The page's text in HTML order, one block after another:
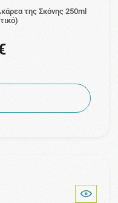
της Σκόνης 250ml